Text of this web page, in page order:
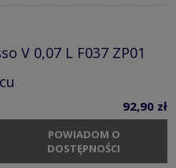
V 0,07 L F037 ZP01
92,90 zł
POWIADOM O
DOSTĘPNOŚCI